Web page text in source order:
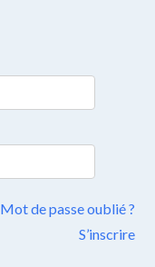
Mot de passe oublié ?
S’inscrire